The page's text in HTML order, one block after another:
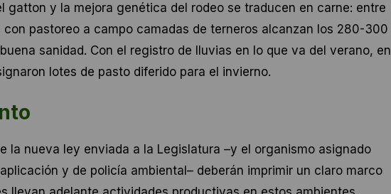
gatton y la mejora genética del rodeo se traducen en carne: entre
pastoreo a campo camadas de terneros alcanzan los 280-300
sanidad. Con el registro de lluvias en lo que va del verano, en
lotes de pasto diferido para el invierno.
la nueva ley enviada a la Legislatura –y el organismo asignado
y de policía ambiental– deberán imprimir un claro marco